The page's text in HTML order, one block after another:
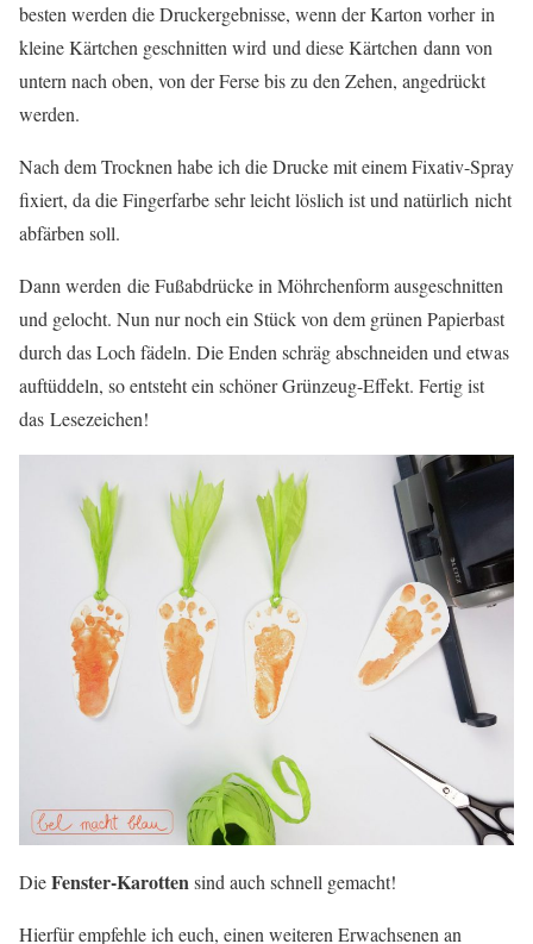
besten werden die Druckergebnisse, wenn der Karton vorher in
kleine Kärtchen geschnitten wird und diese Kärtchen dann von
untern nach oben, von der Ferse bis zu den Zehen, angedrückt
werden.
Nach dem Trocknen habe ich die Drucke mit einem Fixativ-Spray
fixiert, da die Fingerfarbe sehr leicht löslich ist und natürlich nicht
abfärben soll.
Dann werden die Fußabdrücke in Möhrchenform ausgeschnitten
und gelocht. Nun nur noch ein Stück von dem grünen Papierbast
durch das Loch fädeln. Die Enden schräg abschneiden und etwas
auftüddeln, so entsteht ein schöner Grünzeug-Effekt. Fertig ist
das Lesezeichen!
DieFenster-Karotten sind auch schnell gemacht!
Hierfür empfehle ich euch, einen weiteren Erwachsenen an